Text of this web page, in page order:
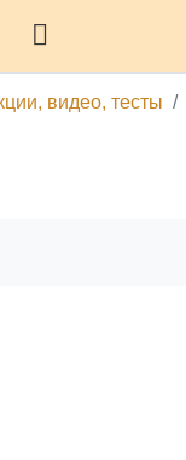
видео, тесты